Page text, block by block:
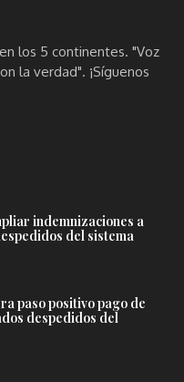
los 5 continentes. "Voz
la verdad". ¡Síguenos
indemnizaciones a
del sistema
paso positivo pago de
despedidos del